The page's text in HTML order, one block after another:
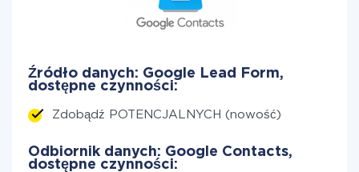
Źródło danych: Google Lead Form,
dostępne czynności:
Zdobądź POTENCJALNYCH (nowość)
Odbiornik danych: Google Contacts,
dostępne czynności: